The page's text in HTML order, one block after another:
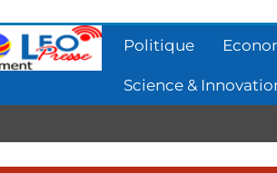
Politique
Science &